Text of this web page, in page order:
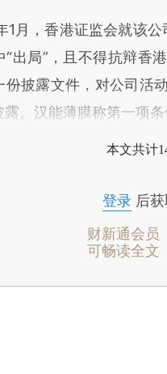
，香港证监会就该公
“出局”，且不得抗辩
份披露文件，对公司活
。汉能薄膜称第一项条
本文共计
登录后获
财新通会员
可畅读全文